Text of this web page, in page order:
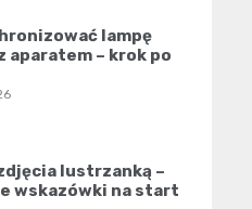
lampę
aparatem – krok po
lustrzanką –
wskazówki na start